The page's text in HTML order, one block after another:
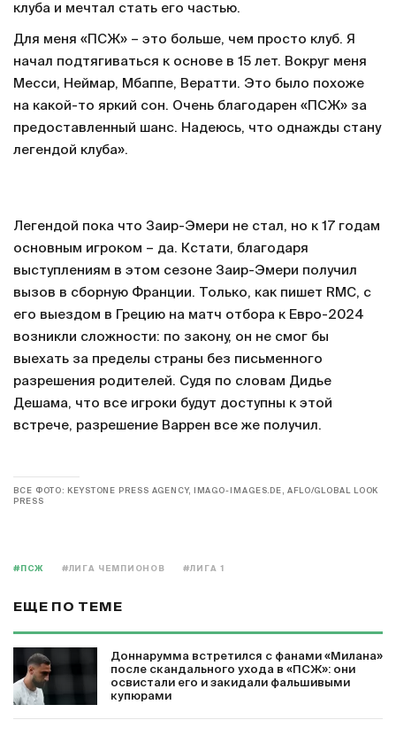
клуба и мечтал стать его частью.
Для меня «ПСЖ» – это больше, чем просто клуб. Я
начал подтягиваться к основе в 15 лет. Вокруг меня
Месси, Неймар, Мбаппе, Вератти. Это было похоже
на какой-то яркий сон. Очень благодарен «ПСЖ» за
предоставленный шанс. Надеюсь, что однажды стану
легендой клуба».
Легендой пока что Заир-Эмери не стал, но к 17 годам
основным игроком – да. Кстати, благодаря
выступлениям в этом сезоне Заир-Эмери получил
вызов в сборную Франции. Только, как пишет RMC, с
его выездом в Грецию на матч отбора к Евро-2024
возникли сложности: по закону, он не смог бы
выехать за пределы страны без письменного
разрешения родителей. Судя по словам Дидье
Дешама, что все игроки будут доступны к этой
встрече, разрешение Варрен все же получил.
ВСЕ ФОТО: KEYSTONE PRESS AGENCY, IMAGO-IMAGES.DE, AFLO/GLOBAL LOOK
PRESS
#ПСЖ #ЛИГА ЧЕМПИОНОВ #ЛИГА 1
ЕЩЕ ПО ТЕМЕ
Доннарумма встретился с фанами «Милана»
после скандального ухода в «ПСЖ»: они
освистали его и закидали фальшивыми
купюрами